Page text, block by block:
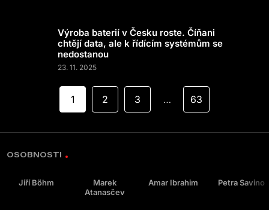
Výroba baterií v Česku roste. Číňani
chtějí data, ale k řídícím systémům se
nedostanou
23. 11. 2025
1 2 3 … 63
OSOBNOSTI
Jiří Böhm
Marek
Atanasčev
Amar Ibrahim Petra Savino